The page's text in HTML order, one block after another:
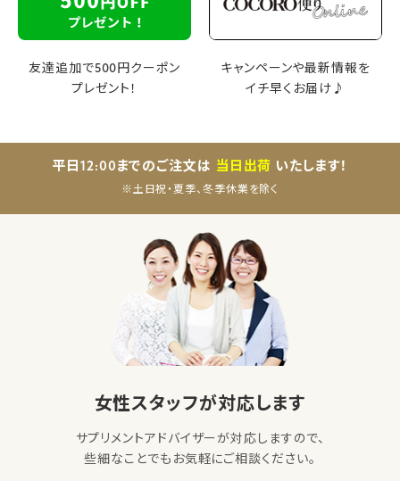
友達追加で500円クーポン
プレゼント！
キャンペーンや最新情報を
イチ早くお届け♪
平日12:00までのご注文は 当日出荷 いたします！
※土日祝・夏季、冬季休業を除く
女性スタッフが対応します
サプリメントアドバイザーが対応しますので、
些細なことでもお気軽にご相談ください。